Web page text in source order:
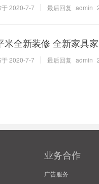
于2020-7-7 最后回复 admin
米全新装修 全新家具
于2020-7-7 最后回复 admin
业务合作
广告服务